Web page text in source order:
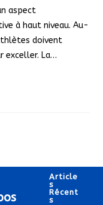
aspect
à haut niveau. Au-
doivent
exceller. La…
Article
S
Récent
S